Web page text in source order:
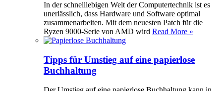
In der schnelllebigen Welt der Computertechnik ist es
unerlässlich, dass Hardware und Software optimal
zusammenarbeiten. Mit dem neuesten Patch für die
Ryzen 9000-Serie von AMD wird Read More »
Tipps für Umstieg auf eine papierlose
Buchhaltung